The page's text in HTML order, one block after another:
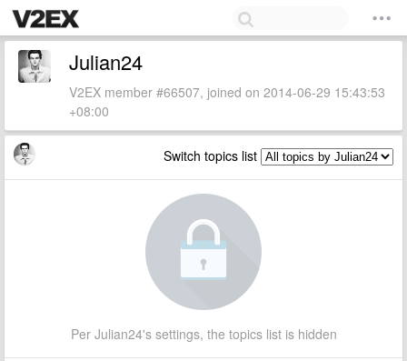
Julian24
V2EX member #66507, joined on 2014-06-29 15:43:53
+08:00
Switch topics list
Per Julian24's settings, the topics list is hidden